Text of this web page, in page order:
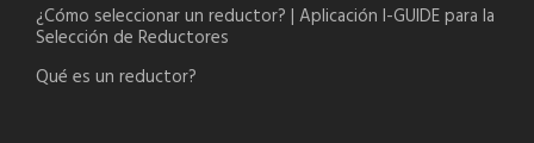
¿Cómo seleccionar un reductor? | Aplicación I-GUIDE para la
Selección de Reductores
Qué es un reductor?